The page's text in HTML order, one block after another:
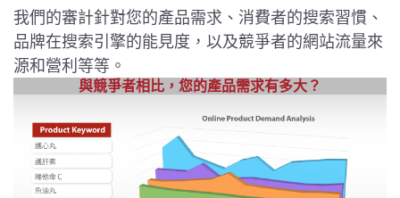
我們的審計針對您的產品需求、消費者的搜索習慣、
品牌在搜索引擎的能見度，以及競爭者的網站流量來
源和營利等等。
與競爭者相比，您的產品需求有多大？